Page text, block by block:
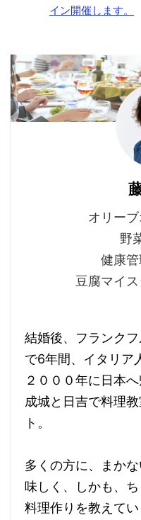
イン開催します。
オリー
野
健康
豆腐マイ
結婚後、フランク
で6年間、イタリア
２０００年に日本へ
成城と日吉で料理
ト。
多くの方に、まか
味しく、しかも、
料理作りを教えてい